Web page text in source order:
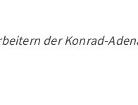
der Konrad-